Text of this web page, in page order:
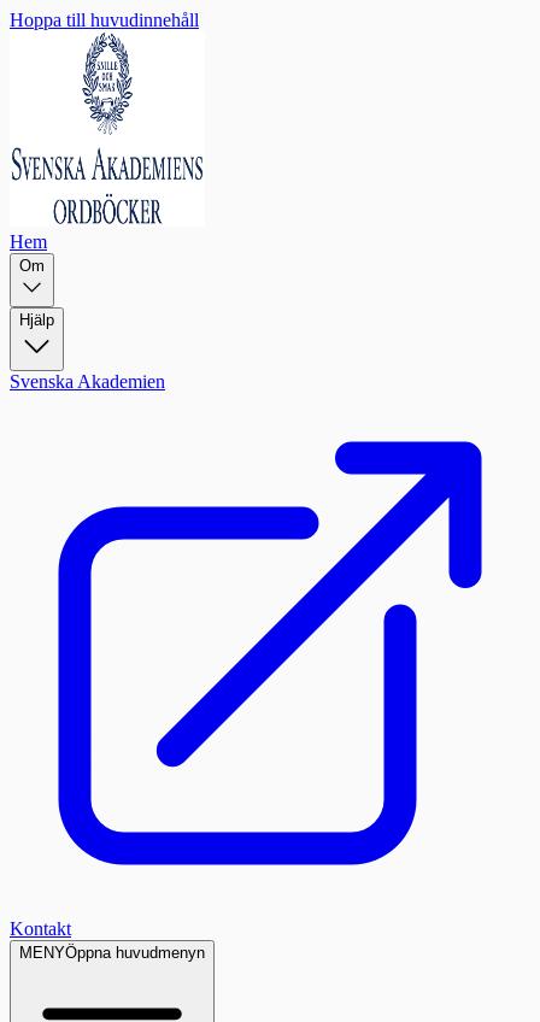
Hoppa till huvudinnehåll
Hem
Om
Hjälp
Svenska Akademien
Kontakt
MENYÖppna huvudmenyn